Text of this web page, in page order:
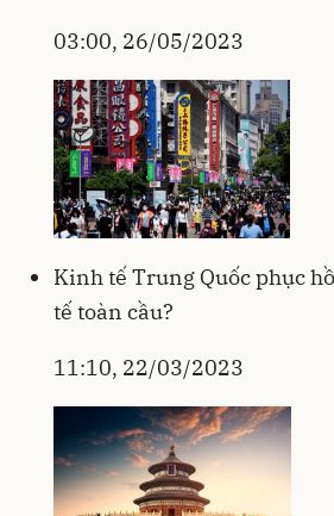
03:00, 26/05/2023
Kinh tế Trung Quốc phục
tế toàn cầu?
11:10, 22/03/2023